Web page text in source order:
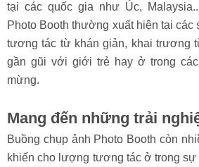
tại các quốc gia như Úc,
Photo Booth thường xuất hiện tại các
tương tác từ khán giản, khai trương
gần gũi với giới trẻ hay ở trong
mừng.
Mang đến những trải
Buồng chụp ảnh Photo Booth còn
khiến cho lượng tương tác ở trong sự